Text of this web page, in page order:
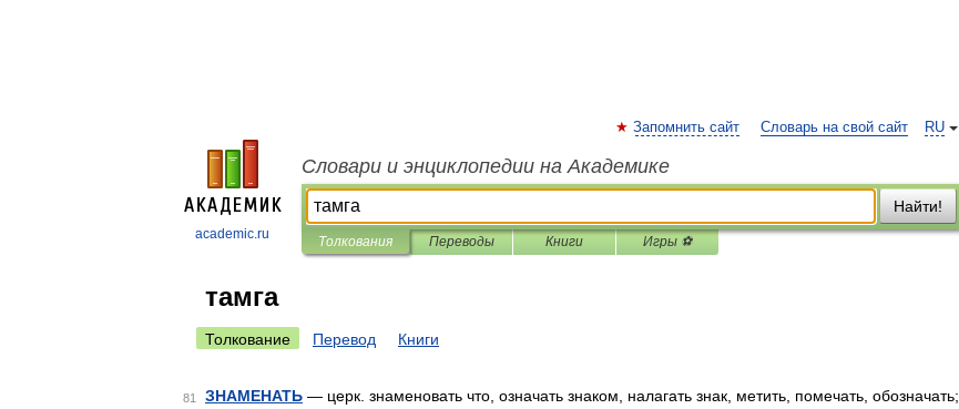
academic.ru
RU
Запомнить сайт Словарь на свой сайт
Словари и энциклопедии на Академике
Найти!
Толкования Переводы Книги Игры ⚽
тамга
Толкование Перевод Книги
81 ЗНАМЕНАТЬ — церк. знаменовать что, означать знаком, налагать знак, метить, помечать, обозначать;